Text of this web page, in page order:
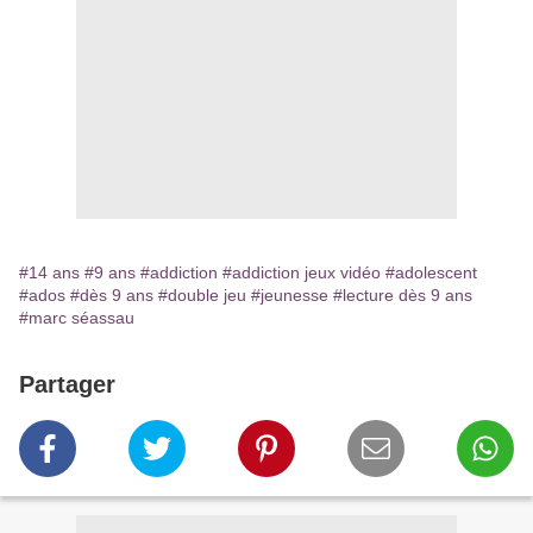
#14 ans #9 ans #addiction #addiction jeux vidéo #adolescent
#ados #dès 9 ans #double jeu #jeunesse #lecture dès 9 ans
#marc séassau
Partager